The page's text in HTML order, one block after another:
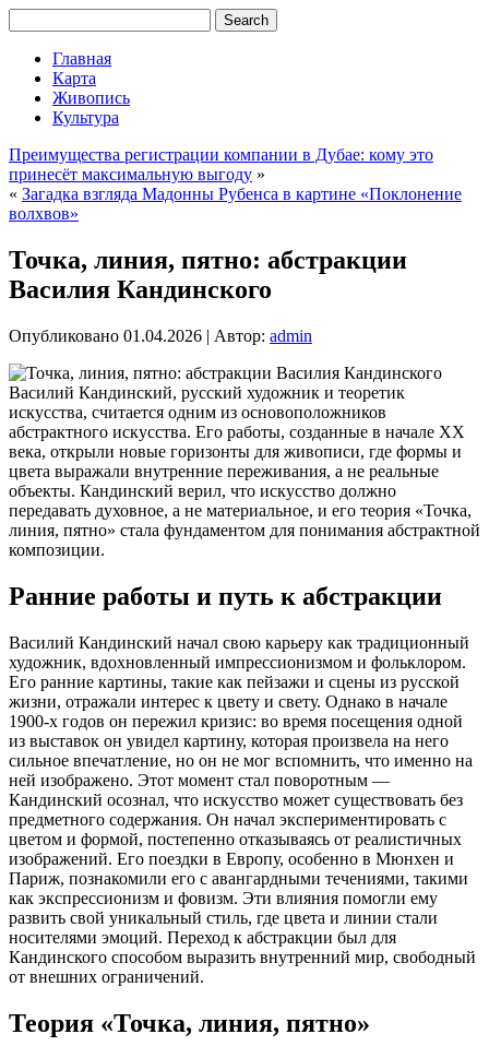
Главная
Карта
Живопись
Культура
Преимущества регистрации компании в Дубае: кому это
принесёт максимальную выгоду »
« Загадка взгляда Мадонны Рубенса в картине «Поклонение
волхвов»
Точка, линия, пятно: абстракции
Василия Кандинского
Опубликовано 01.04.2026 | Автор: admin
Василий Кандинский, русский художник и теоретик
искусства, считается одним из основоположников
абстрактного искусства. Его работы, созданные в начале XX
века, открыли новые горизонты для живописи, где формы и
цвета выражали внутренние переживания, а не реальные
объекты. Кандинский верил, что искусство должно
передавать духовное, а не материальное, и его теория «Точка,
линия, пятно» стала фундаментом для понимания абстрактной
композиции.
Ранние работы и путь к абстракции
Василий Кандинский начал свою карьеру как традиционный
художник, вдохновленный импрессионизмом и фольклором.
Его ранние картины, такие как пейзажи и сцены из русской
жизни, отражали интерес к цвету и свету. Однако в начале
1900-х годов он пережил кризис: во время посещения одной
из выставок он увидел картину, которая произвела на него
сильное впечатление, но он не мог вспомнить, что именно на
ней изображено. Этот момент стал поворотным —
Кандинский осознал, что искусство может существовать без
предметного содержания. Он начал экспериментировать с
цветом и формой, постепенно отказываясь от реалистичных
изображений. Его поездки в Европу, особенно в Мюнхен и
Париж, познакомили его с авангардными течениями, такими
как экспрессионизм и фовизм. Эти влияния помогли ему
развить свой уникальный стиль, где цвета и линии стали
носителями эмоций. Переход к абстракции был для
Кандинского способом выразить внутренний мир, свободный
от внешних ограничений.
Теория «Точка, линия, пятно»